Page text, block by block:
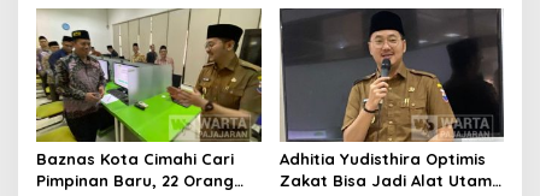
Publik
Komisioner Baznas
Berintegritas
Baznas Kota Cimahi Cari
Pimpinan Baru, 22 Orang
Adhitia Yudisthira Optimis
Zakat Bisa Jadi Alat Utama